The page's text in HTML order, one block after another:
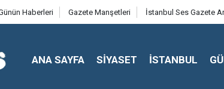
Haberleri Gazete Manşetleri İstanbul Ses Gazete
ANA SAYFA SİYASET İSTANBUL